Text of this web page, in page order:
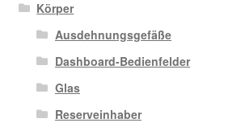
Körper
Ausdehnungsgefäße
Dashboard-Bedienfelder
Glas
Reserveinhaber